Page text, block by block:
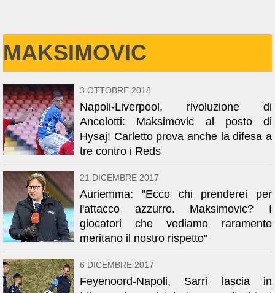
MAKSIMOVIC
3 OTTOBRE 2018
Napoli-Liverpool, rivoluzione di
Ancelotti: Maksimovic al posto di
Hysaj! Carletto prova anche la difesa a
tre contro i Reds
21 DICEMBRE 2017
Auriemma: "Ecco chi prenderei per
l'attacco azzurro. Maksimovic? I
giocatori che vediamo raramente
meritano il nostro rispetto"
6 DICEMBRE 2017
Feyenoord-Napoli, Sarri lascia in